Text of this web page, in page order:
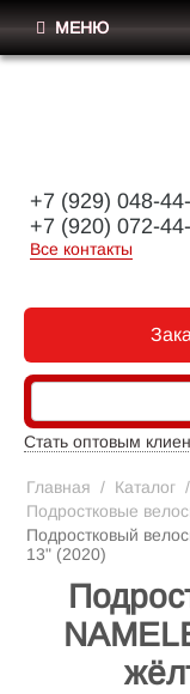
+7 (929) 048-
+7 (920) 072-
Все контакты
Стать оптовым
МЕНЮ
Главная / Каталог /
Подростковые
Подростковый
13" (2020)